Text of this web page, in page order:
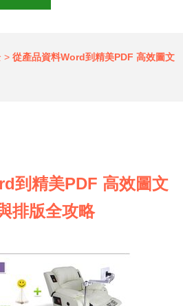
> 從產品資料Word到精美PDF 高效圖文
到精美PDF 高效圖文
排版全攻略